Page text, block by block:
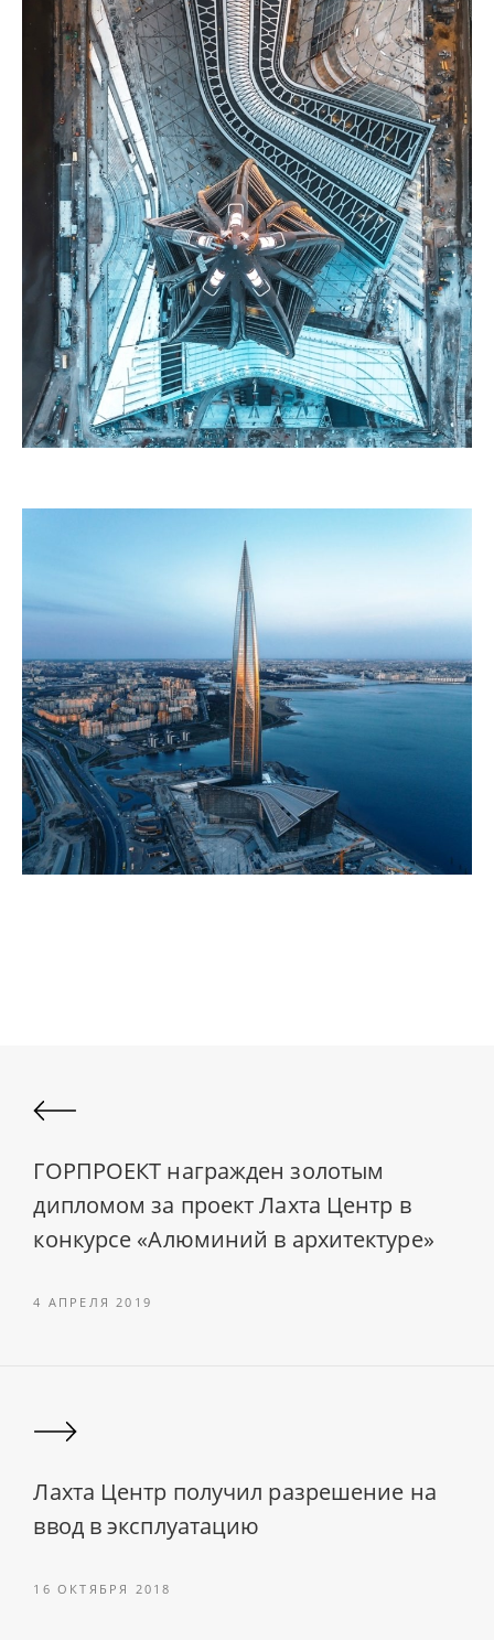
ГОРПРОЕКТ награжден золотым
дипломом за проект Лахта Центр в
конкурсе «Алюминий в архитектуре»
4 АПРЕЛЯ 2019
Лахта Центр получил разрешение на
ввод в эксплуатацию
16 ОКТЯБРЯ 2018